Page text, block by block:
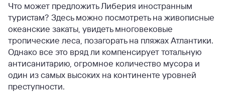
Что может предложить Либерия иностранным
туристам? Здесь можно посмотреть на живописные
океанские закаты, увидеть многовековые
тропические леса, позагорать на пляжах Атлантики.
Однако все это вряд ли компенсирует тотальную
антисанитарию, огромное количество мусора и
один из самых высоких на континенте уровней
преступности.